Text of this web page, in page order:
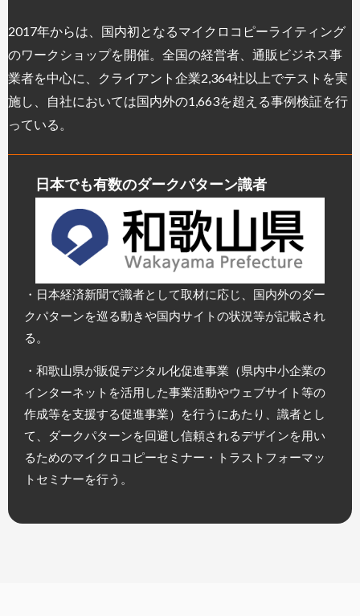
2017年からは、国内初となるマイクロコピーライティング
のワークショップを開催。全国の経営者、通販ビジネス事
業者を中心に、クライアント企業2,364社以上でテストを実
施し、自社においては国内外の1,663を超える事例検証を行
っている。
日本でも有数のダークパターン識者
・日本経済新聞で識者として取材に応じ、国内外のダー
クパターンを巡る動きや国内サイトの状況等が記載され
る。
・和歌山県が販促デジタル化促進事業（県内中小企業の
インターネットを活用した事業活動やウェブサイト等の
作成等を支援する促進事業）を行うにあたり、識者とし
て、ダークパターンを回避し信頼されるデザインを用い
るためのマイクロコピーセミナー・トラストフォーマッ
トセミナーを行う。